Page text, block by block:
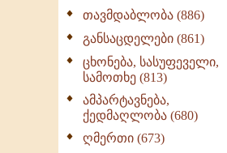
თავმდაბლობა (886)
განსაცდელები (861)
ცხონება, სასუფეველი,
სამოთხე (813)
ამპარტავნება,
ქედმაღლობა (680)
ღმერთი (673)